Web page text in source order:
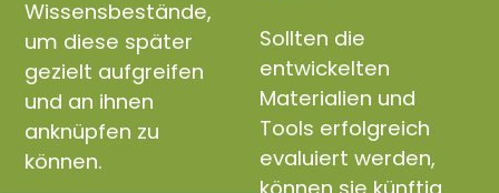
Wissensbestände,
um diese später
gezielt aufgreifen
und an ihnen
anknüpfen zu
können.
Sollten die
entwickelten
Materialien und
Tools erfolgreich
evaluiert werden,